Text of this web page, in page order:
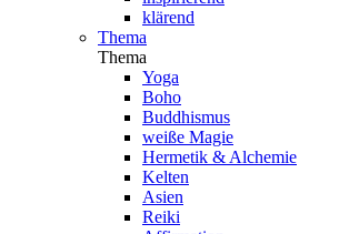
klärend
Thema
Thema
Yoga
Boho
Buddhismus
weiße Magie
Hermetik & Alchemie
Kelten
Asien
Reiki